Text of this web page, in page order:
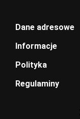
Dane adresowe
Informacje
Polityka
Regulaminy